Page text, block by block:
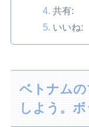
共有:
いいね:
ベトナム
しよう。ボ